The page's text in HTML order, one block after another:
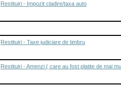
Restituiri - Impozit cladire/taxa auto
Restituiri - Taxe judiciare de timbru
Restituiri - Amenzi ( care au fost platite de mai